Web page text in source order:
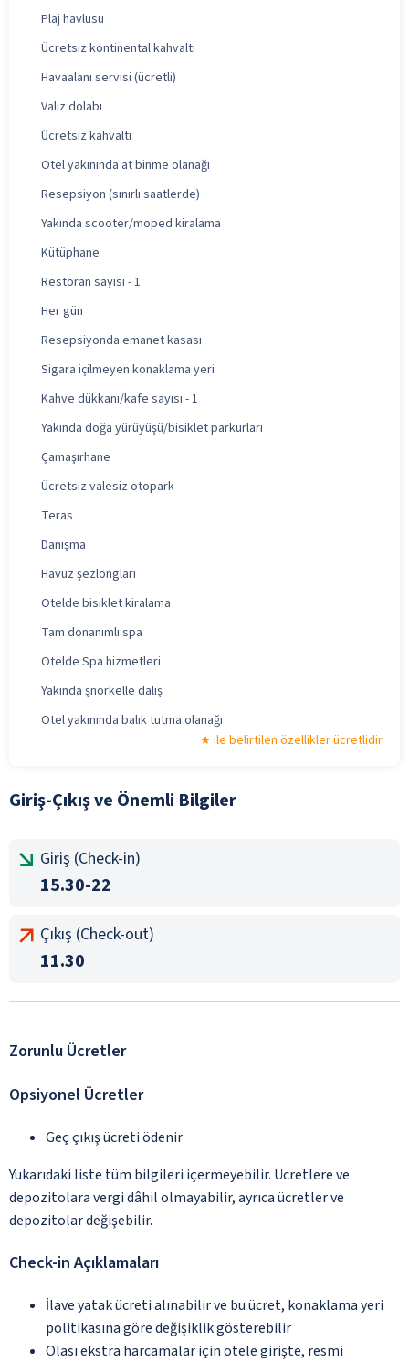
Plaj havlusu
Ücretsiz kontinental kahvaltı
Havaalanı servisi (ücretli)
Valiz dolabı
Ücretsiz kahvaltı
Otel yakınında at binme olanağı
Resepsiyon (sınırlı saatlerde)
Yakında scooter/moped kiralama
Kütüphane
Restoran sayısı - 1
Her gün
Resepsiyonda emanet kasası
Sigara içilmeyen konaklama yeri
Kahve dükkanı/kafe sayısı - 1
Yakında doğa yürüyüşü/bisiklet parkurları
Çamaşırhane
Ücretsiz valesiz otopark
Teras
Danışma
Havuz şezlongları
Otelde bisiklet kiralama
Tam donanımlı spa
Otelde Spa hizmetleri
Yakında şnorkelle dalış
Otel yakınında balık tutma olanağı
ile belirtilen özellikler ücretlidir.
Giriş-Çıkış ve Önemli Bilgiler
Giriş (Check-in)
15.30-22
Çıkış (Check-out)
11.30
Zorunlu Ücretler
Opsiyonel Ücretler
Geç çıkış ücreti ödenir
Yukarıdaki liste tüm bilgileri içermeyebilir. Ücretlere ve
depozitolara vergi dâhil olmayabilir, ayrıca ücretler ve
depozitolar değişebilir.
Check-in Açıklamaları
İlave yatak ücreti alınabilir ve bu ücret, konaklama yeri
politikasına göre değişiklik gösterebilir
Olası ekstra harcamalar için otele girişte, resmi